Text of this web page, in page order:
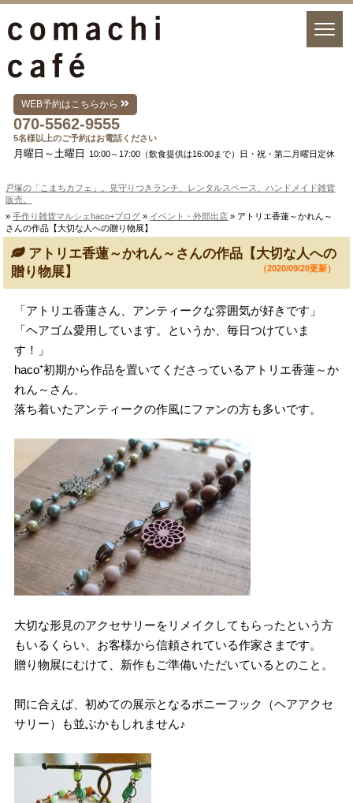
WEB予約はこちらから
070-5562-9555
5名様以上のご予約はお電話ください
月曜日～土曜日 10:00～17:00（飲食提供は16:00まで）日・祝・第二月曜日定休
戸塚の「こまちカフェ」。見守りつきランチ、レンタルスペース、ハンドメイド雑貨
販売。
»手作り雑貨マルシェhaco+ブログ » イベント・外部出店 » アトリエ香蓮～かれん～
さんの作品【大切な人への贈り物展】
アトリエ香蓮～かれん～さんの作品【大切な人への
贈り物展】
（2020/09/20更新）
「アトリエ香蓮さん、アンティークな雰囲気が好きです」
「ヘアゴム愛用しています。というか、毎日つけていま
す！」
haco⁺初期から作品を置いてくださっているアトリエ香蓮～か
れん～さん、
落ち着いたアンティークの作風にファンの方も多いです。
大切な形見のアクセサリーをリメイクしてもらったという方
もいるくらい、お客様から信頼されている作家さまです。
贈り物展にむけて、新作もご準備いただいているとのこと。
間に合えば、初めての展示となるポニーフック（ヘアアクセ
サリー）も並ぶかもしれません♪